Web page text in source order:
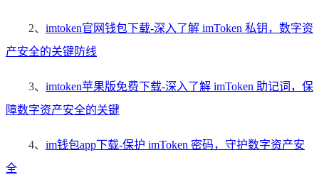
2、 imtoken官网钱包下载-深入了解 imToken 私钥，数字资
产安全的关键防线
3、 imtoken苹果版免费下载-深入了解 imToken 助记词，保
障数字资产安全的关键
4、 im钱包app下载-保护 imToken 密码，守护数字资产安
全